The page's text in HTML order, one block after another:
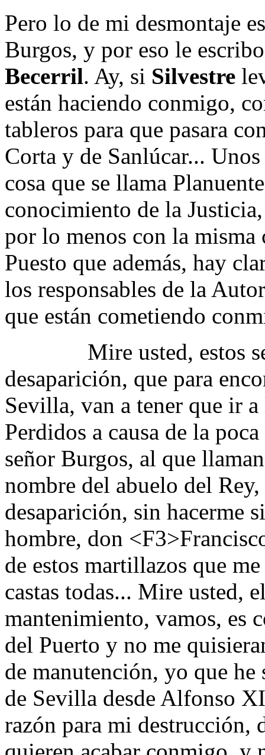
Pero lo de mi desmontaje
Burgos, y por eso le
Becerril. Ay, si Silvestre
están haciendo conmigo,
tableros para que pasara
Corta y de Sanlúcar...
cosa que se llama
conocimiento de la
por lo menos con la
Puesto que además, hay
los responsables de la
que están cometiendo
Mire usted, estos
desaparición, que para
Sevilla, van a tener que ir
Perdidos a causa de la
señor Burgos, al que
nombre del abuelo del
desaparición, sin hacerme
hombre, don
de estos martillazos que
castas todas... Mire usted,
mantenimiento, vamos, es
del Puerto y no me
de manutención, yo que
de Sevilla desde Alfonso
razón para mi destrucción,